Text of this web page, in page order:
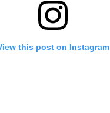
this post on Instagram